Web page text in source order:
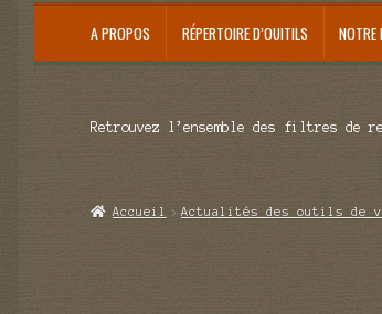
A PROPOS RÉPERTOIRE D’OUITILS NOTRE
Retrouvez l’ensemble des filtres de
Accueil Actualités des outils de